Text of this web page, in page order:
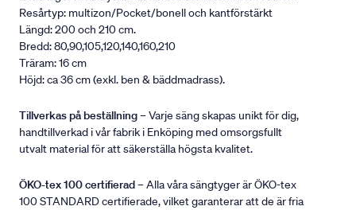
Resårtyp: multizon/Pocket/bonell och kantförstärkt
Längd: 200 och 210 cm.
Bredd: 80,90,105,120,140,160,210
Träram: 16 cm
Höjd: ca 36 cm (exkl. ben & bäddmadrass).
Tillverkas på beställning– Varje säng skapas unikt för dig,
handtillverkad i vår fabrik i Enköping med omsorgsfullt
utvalt material för att säkerställa högsta kvalitet.
ÖKO-tex 100 certifierad– Alla våra sängtyger är ÖKO-tex
100 STANDARD certifierade, vilket garanterar att de är fria